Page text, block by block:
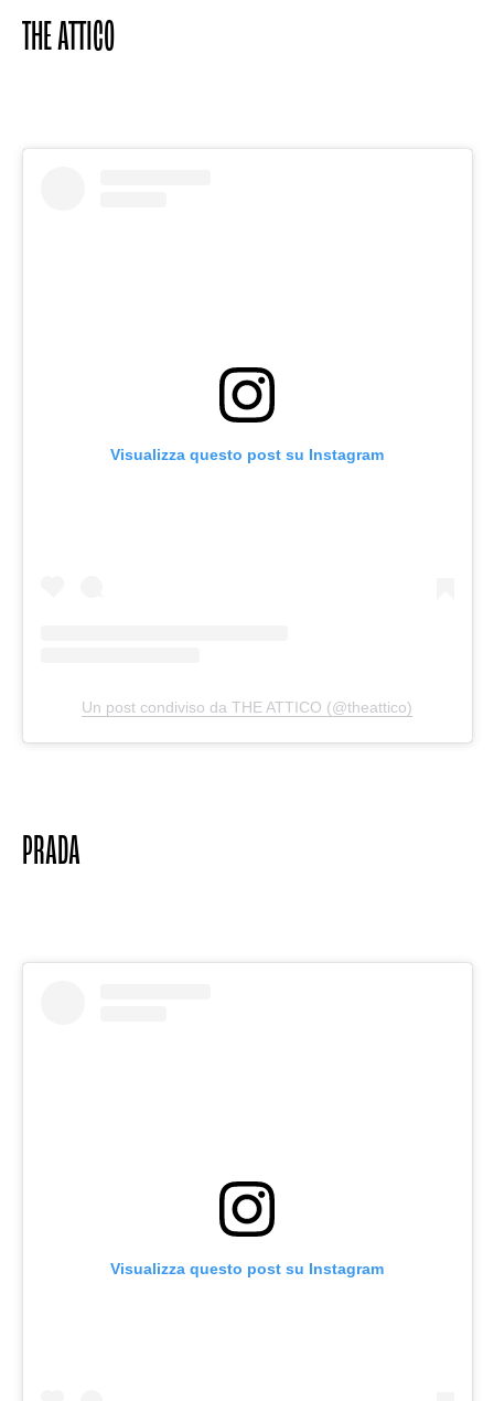
THE ATTICO
Visualizza questo post su Instagram
Un post condiviso da THE ATTICO (@theattico)
PRADA
Visualizza questo post su Instagram